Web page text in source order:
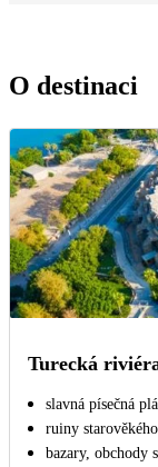
O destinaci
Turecká
slavná písečná
ruiny
bazary, obchody